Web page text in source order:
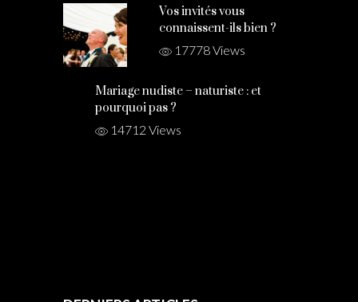
Vos invités vous
connaissent-ils bien ?
17778 Views
Mariage nudiste – naturiste : et
pourquoi pas ?
14712 Views